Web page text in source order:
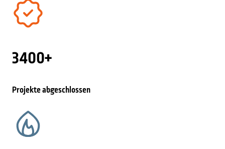
3400+
Projekte abgeschlossen